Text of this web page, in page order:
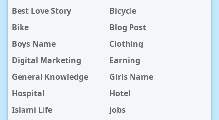
Best Love Story
Bicycle
Bike
Blog Post
Boys Name
Clothing
Digital Marketing
Earning
General Knowledge
Girls Name
Hospital
Hotel
Islami Life
Jobs